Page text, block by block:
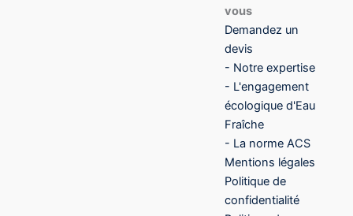
vous
Demandez un
devis
- Notre expertise
- L'engagement
écologique d'Eau
Fraîche
- La norme ACS
Mentions légales
Politique de
confidentialité